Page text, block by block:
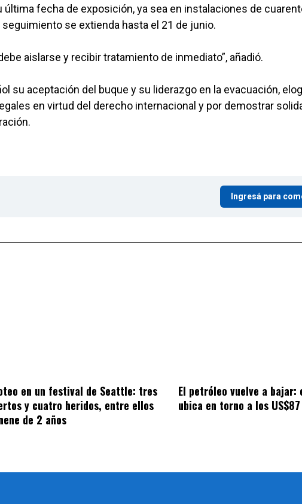
fecha de exposición, ya sea en instalaciones de
se extienda hasta el 21 de junio.
aislarse y recibir tratamiento de inmediato”, añadió.
su aceptación del buque y su liderazgo en la evacuación,
en virtud del derecho internacional y por demostrar
Ingresá para
en un festival de Seattle: tres
y cuatro heridos, entre ellos
de 2 años
El petróleo vuelve a
ubica en torno a los US$87